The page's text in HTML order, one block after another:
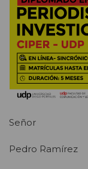
Señor
Pedro Ramírez